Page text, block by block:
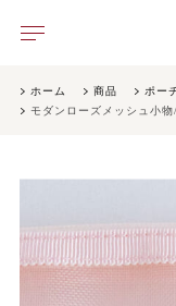
ホーム 商品
ポー
モダンローズメッシュ小